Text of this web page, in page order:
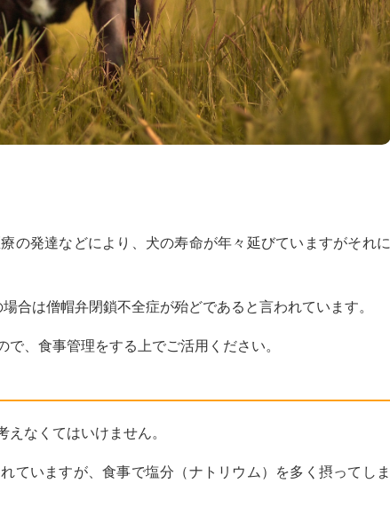
の発達などにより、犬の寿命が年々延びていますがそれに
合は僧帽弁閉鎖不全症が殆どであると言われています。
、食事管理をする上でご活用ください。
なくてはいけません。
ていますが、食事で塩分（ナトリウム）を多く摂ってしま